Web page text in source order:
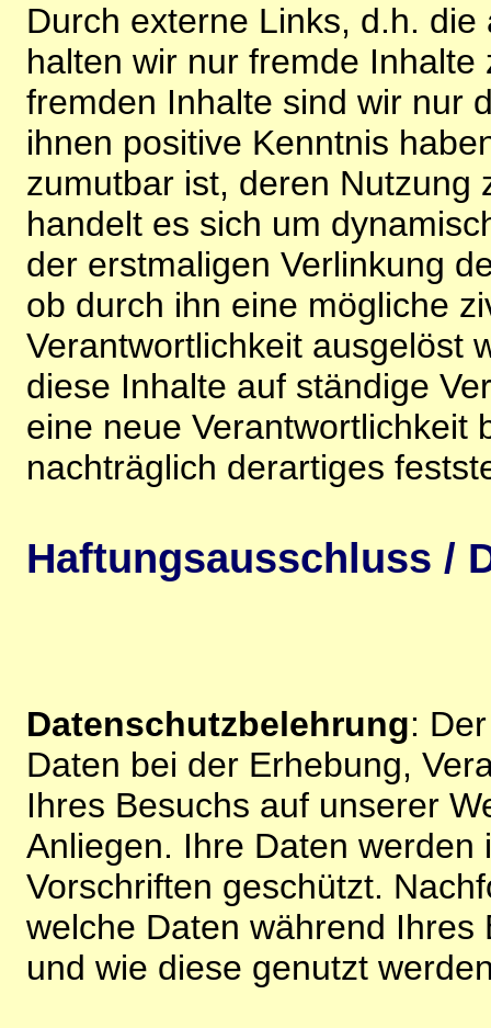
Durch externe Links, d.h.
halten wir nur fremde
fremden Inhalte sind wir nur
ihnen positive Kenntnis
zumutbar ist, deren Nutzung
handelt es sich um
der erstmaligen Verlinkung
ob durch ihn eine mögliche
Verantwortlichkeit ausgelöst
diese Inhalte auf ständige
eine neue Verantwortlichkeit
nachträglich derartiges
Haftungsausschluss /
Datenschutzbelehrung:
Daten bei der Erhebung,
Ihres Besuchs auf unserer
Anliegen. Ihre Daten
Vorschriften geschützt.
welche Daten während
und wie diese genutzt